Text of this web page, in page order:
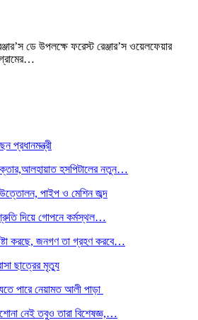
ডে উপলক্ষে ফরেস্ট রেঞ্জার’স ওয়েলফেয়ার
প্রধানমন্ত্রী
হসপিটালের নতুন…
উত্তোলন, পাইপ ও মেশিন জব্দ
দিয়ে গোপনে কর্মস্থল…
করছে, জনগণ তা গ্রহণ করবে…
ছাত্রের মৃত্যু
পারে নেয়ামত আলী পাড়া
নেই তবুও তারা বিশেষজ্ঞ,…